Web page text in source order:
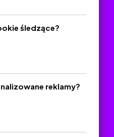
śledzące?
reklamy?